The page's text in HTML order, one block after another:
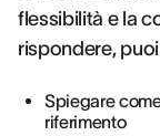
flessibilità e la
rispondere,
Spiegare
riferimento